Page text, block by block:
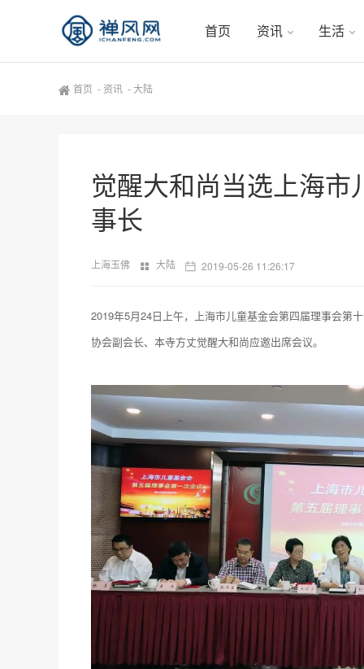
首页 资讯 生活
首页 - 资讯 -大陆
觉醒大和尚当选上海
事长
上海玉佛 大陆 2019-05-26 11:26:17
2019年5月24日上午，上海市儿童基金会第四届理事会第
协会副会长、本寺方丈觉醒大和尚应邀出席会议。